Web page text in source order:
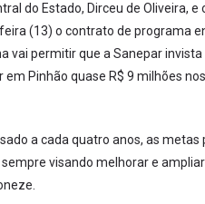
do Estado, Dirceu de Oliveira,
(13) o contrato de programa
vai permitir que a Sanepar
em Pinhão quase R$ 9 milhões
a cada quatro anos, as
visando melhorar e